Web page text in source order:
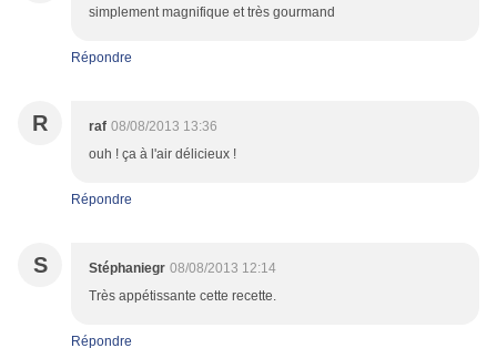
simplement magnifique et très gourmand
Répondre
R raf 08/08/2013 13:36
ouh ! ça à l'air délicieux !
Répondre
S Stéphaniegr 08/08/2013 12:14
Très appétissante cette recette.
Répondre